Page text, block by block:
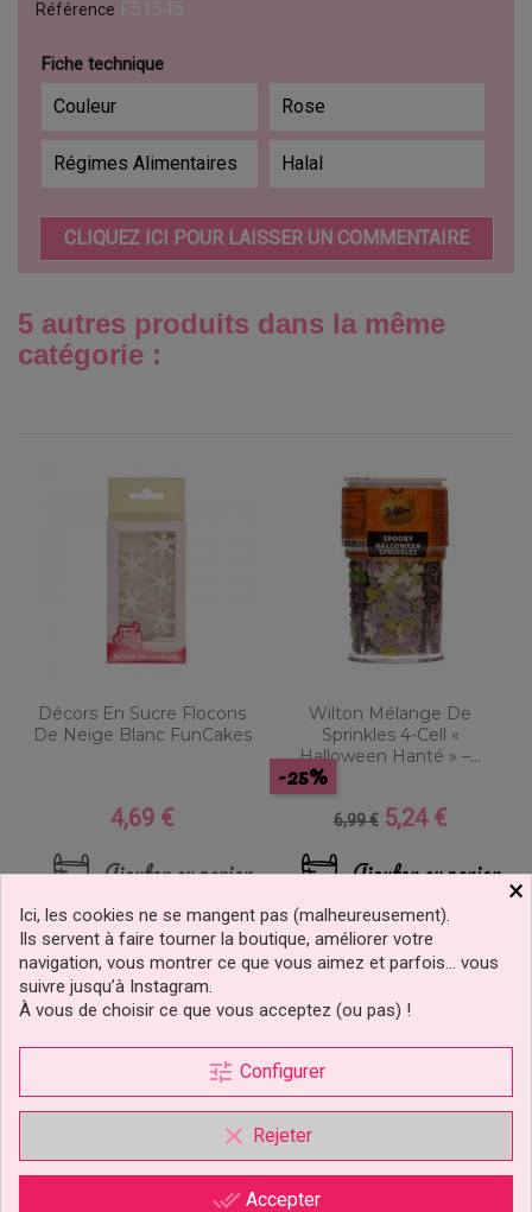
Référence
Fiche technique
Couleur Rose
Régimes Alimentaires Halal
CLIQUEZ ICI POUR LAISSER UN COMMENTAIRE
5 autres produits dans la même
catégorie :
Décors En Sucre Flocons
De Neige Blanc FunCakes
Prix
4,69 €
Ajouter au panier
Wilton Mélange De
Sprinkles 4-Cell «
Halloween Hanté » –...
Prix
base
6,99 €
-25%
Prix
5,24 €
Ajouter au panier
×
Ici, les cookies ne se mangent pas (malheureusement).
Ils servent à faire tourner la boutique, améliorer votre
navigation, vous montrer ce que vous aimez et parfois… vous
suivre jusqu’à Instagram.
À vous de choisir ce que vous acceptez (ou pas) !
tune Configurer
clear Rejeter
done_all Accepter